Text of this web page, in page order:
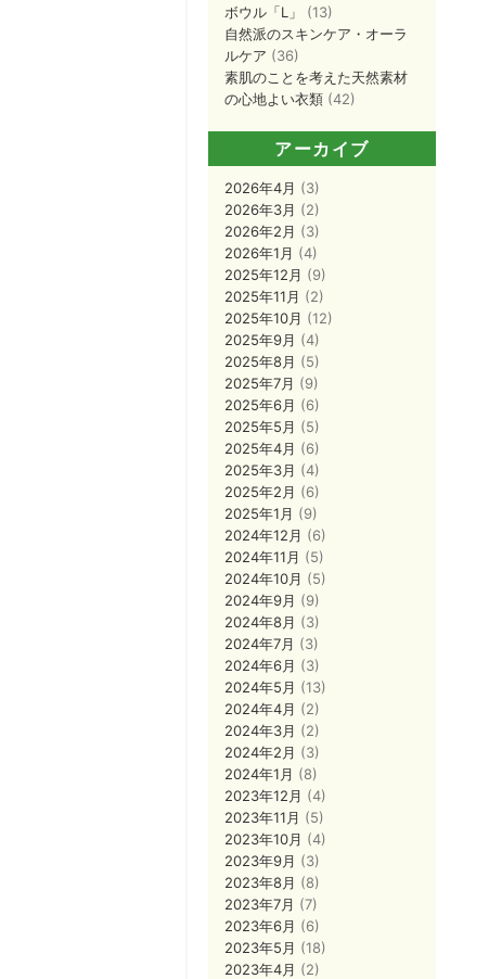
ボウル「L」
(13)
自然派のスキンケア・オーラ
ルケア (36)
素肌のことを考えた天然素材
の心地よい衣類 (42)
アーカイブ
2026年4月 (3)
2026年3月 (2)
2026年2月 (3)
2026年1月 (4)
2025年12月 (9)
2025年11月 (2)
2025年10月 (12)
2025年9月 (4)
2025年8月 (5)
2025年7月 (9)
2025年6月 (6)
2025年5月 (5)
2025年4月 (6)
2025年3月 (4)
2025年2月 (6)
2025年1月 (9)
2024年12月 (6)
2024年11月 (5)
2024年10月 (5)
2024年9月 (9)
2024年8月 (3)
2024年7月 (3)
2024年6月 (3)
2024年5月 (13)
2024年4月 (2)
2024年3月 (2)
2024年2月 (3)
2024年1月 (8)
2023年12月 (4)
2023年11月 (5)
2023年10月 (4)
2023年9月 (3)
2023年8月 (8)
2023年7月 (7)
2023年6月 (6)
2023年5月 (18)
2023年4月 (2)